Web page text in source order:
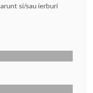
si/sau ierburi